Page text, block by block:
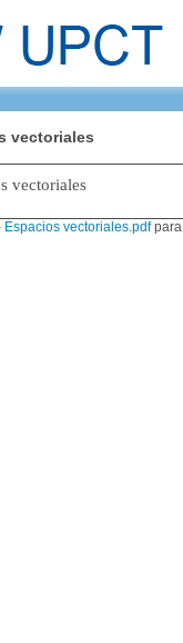
vectoriales
vectoriales
Espacios vectoriales.pdfpara